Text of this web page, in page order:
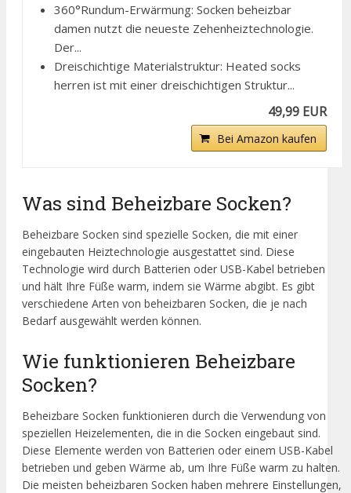
360°Rundum-Erwärmung: Socken beheizbar
damen nutzt die neueste Zehenheiztechnologie.
Der...
Dreischichtige Materialstruktur: Heated socks
herren ist mit einer dreischichtigen Struktur...
49,99 EUR
Bei Amazon kaufen
Was sind Beheizbare Socken?
Beheizbare Socken sind spezielle Socken, die mit einer
eingebauten Heiztechnologie ausgestattet sind. Diese
Technologie wird durch Batterien oder USB-Kabel betrieben
und hält Ihre Füße warm, indem sie Wärme abgibt. Es gibt
verschiedene Arten von beheizbaren Socken, die je nach
Bedarf ausgewählt werden können.
Wie funktionieren Beheizbare
Socken?
Beheizbare Socken funktionieren durch die Verwendung von
speziellen Heizelementen, die in die Socken eingebaut sind.
Diese Elemente werden von Batterien oder einem USB-Kabel
betrieben und geben Wärme ab, um Ihre Füße warm zu halten.
Die meisten beheizbaren Socken haben mehrere Einstellungen,